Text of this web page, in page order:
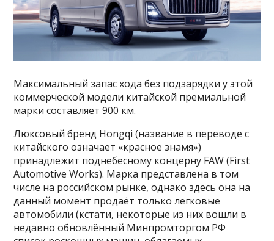
Максимальный запас хода без подзарядки у этой
коммерческой модели китайской премиальной
марки составляет 900 км.
Люксовый бренд Hongqi (название в переводе с
китайского означает «красное знамя»)
принадлежит поднебесному концерну FAW (First
Automotive Works). Марка представлена в том
числе на российском рынке, однако здесь она на
данный момент продаёт только легковые
автомобили (кстати, некоторые из них вошли в
недавно обновлённый Минпромторгом РФ